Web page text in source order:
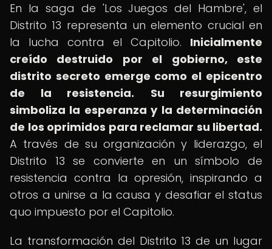
En la saga de 'Los Juegos del Hambre', el
Distrito 13 representa un elemento crucial en
la lucha contra el Capitolio. Inicialmente
creído destruido por el gobierno, este
distrito secreto emerge como el epicentro
de la resistencia.
Su resurgimiento
simboliza la esperanza y la determinación
de los oprimidos para reclamar su libertad.
A través de su organización y liderazgo, el
Distrito 13 se convierte en un símbolo de
resistencia contra la opresión, inspirando a
otros a unirse a la causa y desafiar el status
quo impuesto por el Capitolio.
La transformación del Distrito 13 de un lugar